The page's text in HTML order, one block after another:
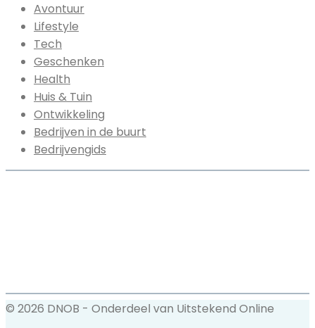
Avontuur
Lifestyle
Tech
Geschenken
Health
Huis & Tuin
Ontwikkeling
Bedrijven in de buurt
Bedrijvengids
© 2026 DNOB - Onderdeel van Uitstekend Online